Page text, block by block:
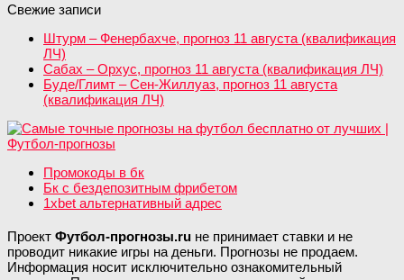
Свежие записи
Штурм – Фенербахче, прогноз 11 августа (квалификация
ЛЧ)
Сабах – Орхус, прогноз 11 августа (квалификация ЛЧ)
Буде/Глимт – Сен-Жиллуаз, прогноз 11 августа
(квалификация ЛЧ)
Промокоды в бк
Бк с бездепозитным фрибетом
1xbet альтернативный адрес
Проект Футбол-прогнозы.ru не принимает ставки и не
проводит никакие игры на деньги. Прогнозы не продаем.
Информация носит исключительно ознакомительный